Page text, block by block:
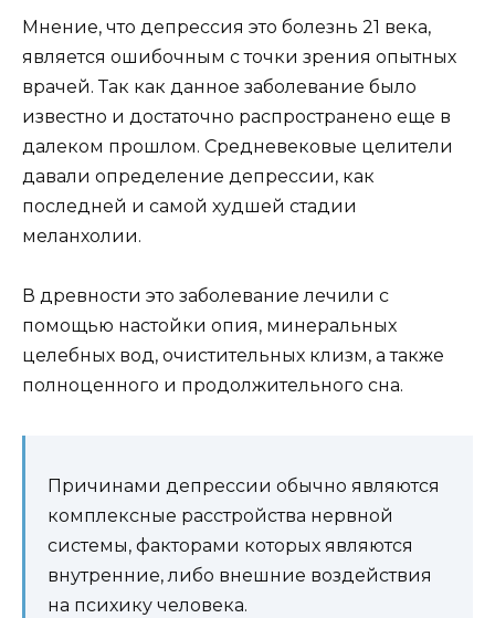
Мнение, что депрессия это болезнь 21 века,
является ошибочным с точки зрения опытных
врачей. Так как данное заболевание было
известно и достаточно распространено еще в
далеком прошлом. Средневековые целители
давали определение депрессии, как
последней и самой худшей стадии
меланхолии.
В древности это заболевание лечили с
помощью настойки опия, минеральных
целебных вод, очистительных клизм, а также
полноценного и продолжительного сна.
Причинами депрессии обычно являются
комплексные расстройства нервной
системы, факторами которых являются
внутренние, либо внешние воздействия
на психику человека.